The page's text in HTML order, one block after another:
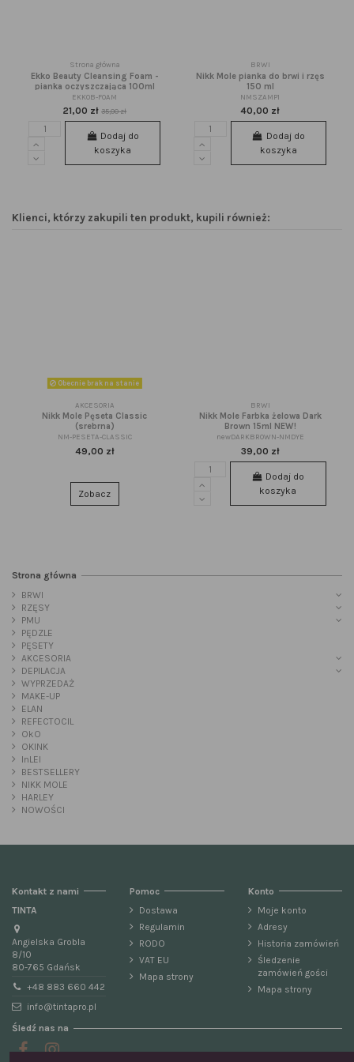
Strona główna
Ekko Beauty Cleansing Foam -
pianka oczyszczająca 100ml
EKKOB-FOAM
21,00 zł35,00 zł
Dodaj do
koszyka
BRWI
Nikk Mole pianka do brwi i rzęs
150 ml
NMSZAMP1
40,00 zł
Dodaj do
koszyka
Klienci, którzy zakupili ten produkt, kupili również:
Obecnie brak na stanie
AKCESORIA
Nikk Mole Pęseta Classic
(srebrna)
NM-PESETA-CLASSIC
49,00 zł
Zobacz
BRWI
Nikk Mole Farbka żelowa Dark
Brown 15ml NEW!
newDARKBROWN-NMDYE
39,00 zł
Dodaj do
koszyka
Strona główna
BRWI
RZĘSY
PMU
PĘDZLE
PĘSETY
AKCESORIA
DEPILACJA
WYPRZEDAŻ
MAKE-UP
ELAN
REFECTOCIL
OkO
OKINK
InLEI
BESTSELLERY
NIKK MOLE
HARLEY
NOWOŚCI
Kontakt z nami
TINTA
Angielska Grobla
8/10
80-765 Gdańsk
+48 883 660 442
info@tintapro.pl
Pomoc
Dostawa
Regulamin
RODO
VAT EU
Mapa strony
Konto
Moje konto
Adresy
Historia zamówień
Śledzenie
zamówień gości
Mapa strony
Śledź nas na